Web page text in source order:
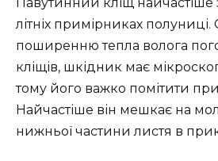
Павутинний кліщ найчастіше
літніх примірниках
поширенню тепла волога
кліщів, шкідник має
тому його важко помітити
Найчастіше він мешкає на
нижньої частини листя в